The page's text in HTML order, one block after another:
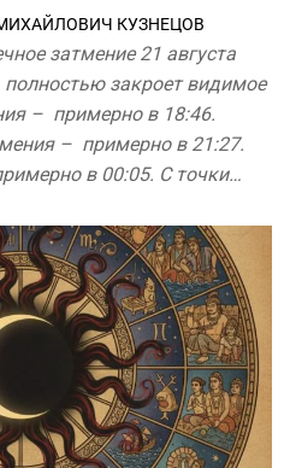
КУЗНЕЦОВ
затмение 21 августа
закроет видимое
– примерно в 18:46.
– примерно в 21:27.
в 00:05. С точки…